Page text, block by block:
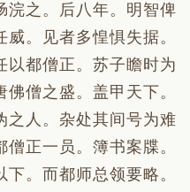
浣之。后八年。明智俾
。见者多惶惧失据。
以都僧正。苏子瞻时为
僧之盛。盖甲天下。
之人。杂处其间号为难
正一员。簿书案牒。
。而都师总领要略。